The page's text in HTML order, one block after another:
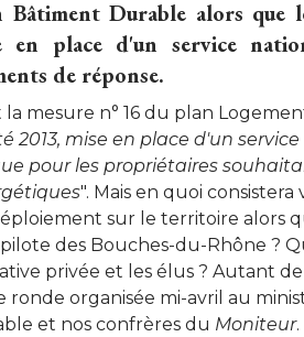
Bâtiment Durable alors que
en place d'un service
de réponse.
la mesure n° 16 du plan
2013, mise en place d'un
pour les propriétaires
". Mais en quoi
sur le territoire alors
des Bouches-du-Rhône ?
privée et les élus ? Autant
ronde organisée mi-avril au
et nos confrères du Moniteur.